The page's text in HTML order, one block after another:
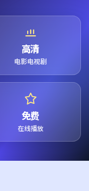
高清
电影电视剧
免费
在线播放